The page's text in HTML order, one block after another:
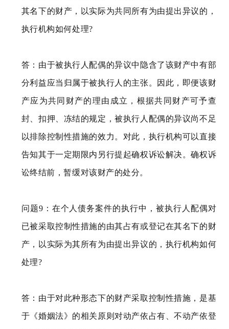
其名下的财产，以实际为共同所有为由提出异议的，
执行机构如何处理?
答：由于被执行人配偶的异议中隐含了该财产中有部
分利益应当归属于被执行人的主张。因此，即便该财
产应为共同财产的理由成立，根据共同财产可予查
封、扣押、冻结的规定，被执行人配偶的异议尚不足
以排除控制性措施的效力。对此，执行机构可以直接
告知其于一定期限内另行提起确权诉讼解决。确权诉
讼终结前，暂缓对该财产的处分。
问题9：在个人债务案件的执行中，被执行人配偶对
已被采取控制性措施的由其占有或登记在其名下的财
产，以实际为其所有为由提出异议的，执行机构如何
处理?
答：由于对此种形态下的财产采取控制性措施，是基
于《婚姻法》的相关原则对动产依占有、不动产依登